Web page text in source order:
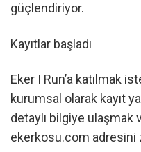
güçlendiriyor.
Kayıtlar başladı
Eker I Run’a katılmak
kurumsal olarak kayıt
detaylı bilgiye ulaşmak
ekerkosu.com adresini